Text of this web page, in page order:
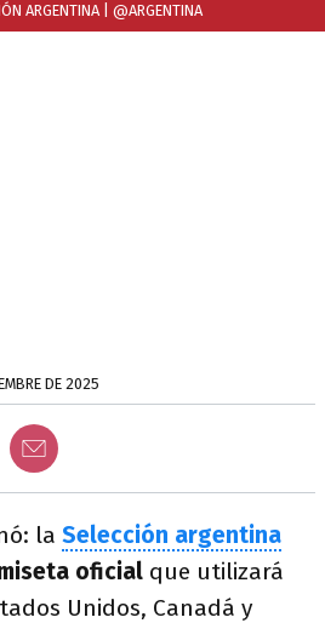
ARGENTINA | @ARGENTINA
DE 2025
la Selección argentina
oficial que utilizará
Unidos, Canadá y